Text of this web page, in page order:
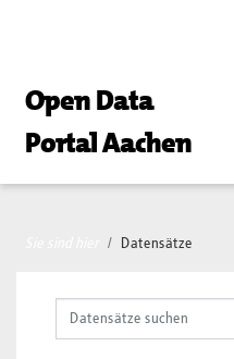
Open Data
Portal Aachen
Datensätze